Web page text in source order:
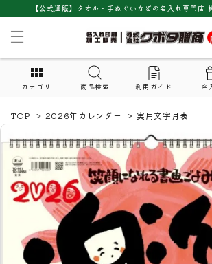
【公式通販】タオル・手ぬぐいなどの名入れ専門店
カテゴリ 商品検索 利用ガイド 名
TOP > 2026年カレンダー > 実用文字月表